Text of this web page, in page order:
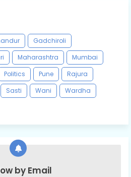
Gadchiroli
Maharashtra
Mumbai
Politics Pune
Rajura
Sasti Wani
Wardha
by Email